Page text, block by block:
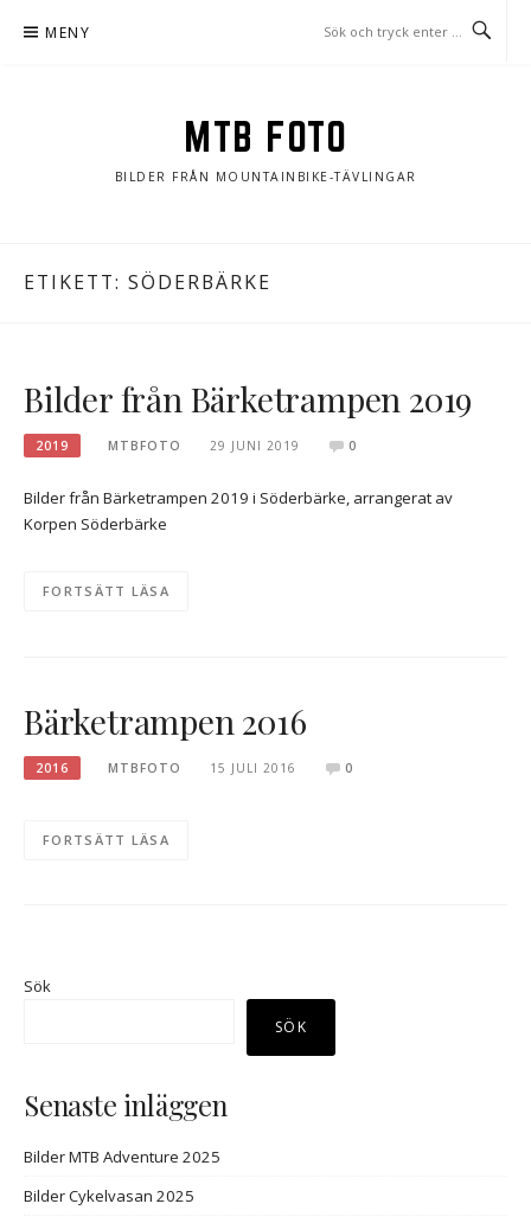
MENY
MTB FOTO
BILDER FRÅN MOUNTAINBIKE-TÄVLINGAR
ETIKETT: SÖDERBÄRKE
Bilder från Bärketrampen 2019
2019 MTBFOTO 29 JUNI 2019 0
Bilder från Bärketrampen 2019 i Söderbärke, arrangerat av
Korpen Söderbärke
FORTSÄTT LÄSA
Bärketrampen 2016
2016 MTBFOTO 15 JULI 2016 0
FORTSÄTT LÄSA
Sök
SÖK
Senaste inläggen
Bilder MTB Adventure 2025
Bilder Cykelvasan 2025